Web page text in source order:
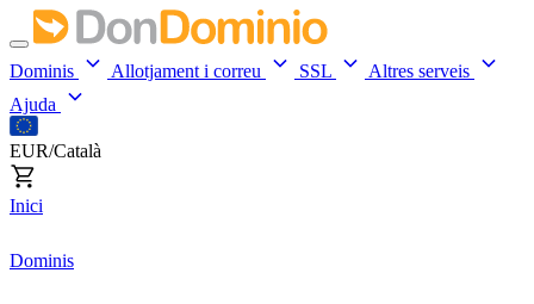
Dominis Allotjament i correu SSL
Altres serveis
Ajuda
EUR/Català
Inici
Dominis